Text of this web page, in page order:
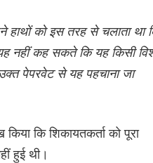
को इस तरह से चलाता था
नहीं कह सकते कि यह किसी
पेपरवेट से यह पहचाना जा
कि शिकायतकर्ता को पूरा
हुई थी।